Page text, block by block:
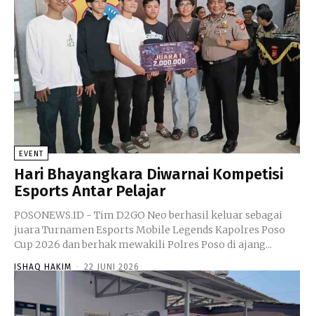
EVENT
Hari Bhayangkara Diwarnai Kompetisi
Esports Antar Pelajar
POSONEWS.ID - Tim D2GO Neo berhasil keluar sebagai
juara Turnamen Esports Mobile Legends Kapolres Poso
Cup 2026 dan berhak mewakili Polres Poso di ajang...
ISHAQ HAKIM - 22 JUNI 2026